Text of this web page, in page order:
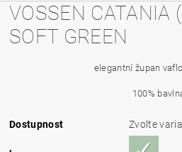
VOSSEN CATANIA
SOFT GREEN
elegantní župan
100%
Dostupnost Zvolte